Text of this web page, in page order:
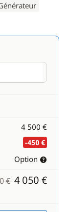
4 500 €
-450 €
Option
€4 050 €